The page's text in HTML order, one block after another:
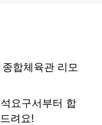
합체육관 리모
요구서부터 합
려요!